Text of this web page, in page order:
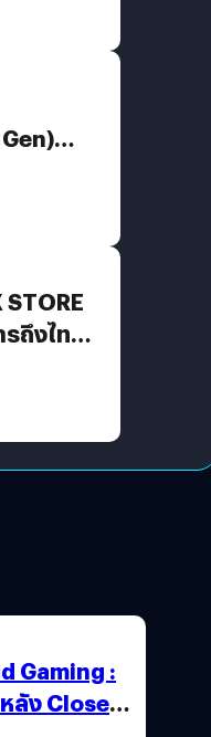
STORE
ถึงไทย
Gaming :
ลัง Close